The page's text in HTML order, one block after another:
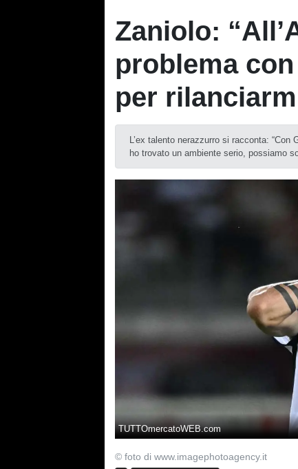
Zaniolo:
problema
per
L’ex talento nerazzurro si racconta:
ho trovato un ambiente serio, possiamo
TUTTOmercatoWEB.com
© foto di www.imagephotoagency.it